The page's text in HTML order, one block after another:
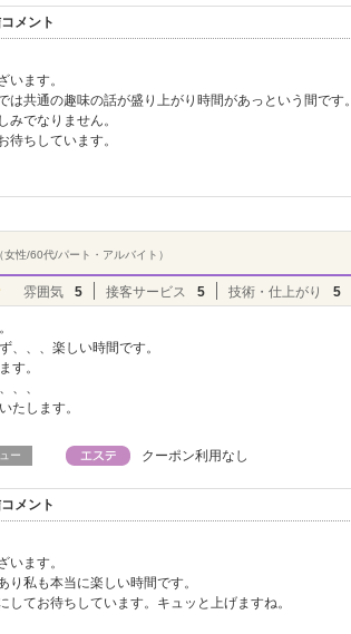
メント
います。
は共通の趣味の話が盛り上がり時間があっという間です。
みでなりません。
待ちしています。
（女性/60代/パート・アルバイト）
雰囲気 5 接客サービス 5 技術・仕上がり 5
、、、楽しい時間です。
す。
、、
たします。
ー クーポン利用なし
メント
います。
り私も本当に楽しい時間です。
してお待ちしています。キュッと上げますね。